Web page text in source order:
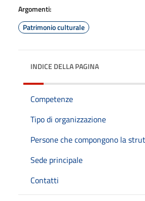
Argomenti:
Patrimonio culturale
INDICE DELLA PAGINA
Competenze
Tipo di organizzazione
Persone che compongono la
Sede principale
Contatti